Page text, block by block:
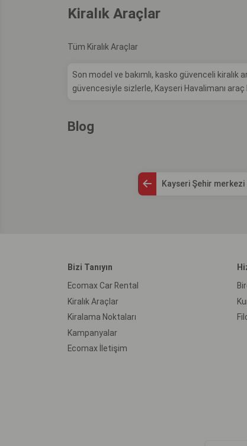
Kiralık Araçlar
Tüm Kiralık Araçlar
Son model ve bakımlı, kasko güvenceli
güvencesiyle sizlerle, Kayseri Havalimanı
Blog
Kayseri Şehir merkezi
Bizi Tanıyın
Ecomax Car Rental
Kiralık Araçlar
Kiralama Noktaları
Kampanyalar
Ecomax İletişim